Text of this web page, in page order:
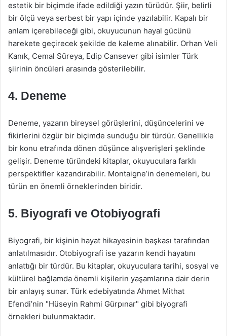
estetik bir biçimde ifade edildiği yazın türüdür. Şiir, belirli
bir ölçü veya serbest bir yapı içinde yazılabilir. Kapalı bir
anlam içerebileceği gibi, okuyucunun hayal gücünü
harekete geçirecek şekilde de kaleme alınabilir. Orhan Veli
Kanık, Cemal Süreya, Edip Cansever gibi isimler Türk
şiirinin öncüleri arasında gösterilebilir.
4. Deneme
Deneme, yazarın bireysel görüşlerini, düşüncelerini ve
fikirlerini özgür bir biçimde sunduğu bir türdür. Genellikle
bir konu etrafında dönen düşünce alışverişleri şeklinde
gelişir. Deneme türündeki kitaplar, okuyuculara farklı
perspektifler kazandırabilir. Montaigne’in denemeleri, bu
türün en önemli örneklerinden biridir.
5. Biyografi ve Otobiyografi
Biyografi, bir kişinin hayat hikayesinin başkası tarafından
anlatılmasıdır. Otobiyografi ise yazarın kendi hayatını
anlattığı bir türdür. Bu kitaplar, okuyuculara tarihi, sosyal ve
kültürel bağlamda önemli kişilerin yaşamlarına dair derin
bir anlayış sunar. Türk edebiyatında Ahmet Mithat
Efendi’nin "Hüseyin Rahmi Gürpınar" gibi biyografi
örnekleri bulunmaktadır.